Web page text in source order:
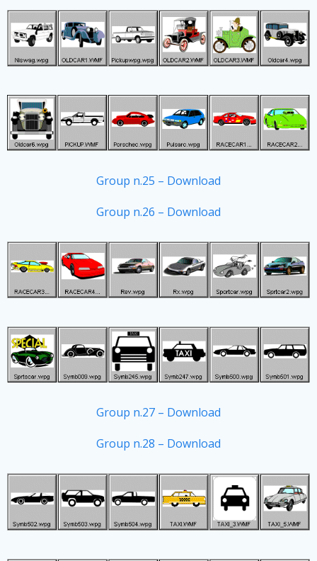
Group n.25 – Download
Group n.26 – Download
Group n.27 – Download
Group n.28 – Download